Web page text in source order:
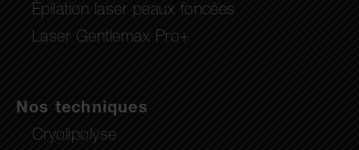
Épilation laser peaux foncées
Laser Gentlemax Pro+
Nos techniques
Cryolipolyse